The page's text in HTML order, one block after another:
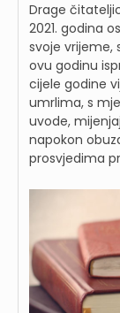
Drage
2021. godina
svoje vrijeme,
ovu godinu
cijele godine
umrlima, s
uvode,
napokon
prosvjedima